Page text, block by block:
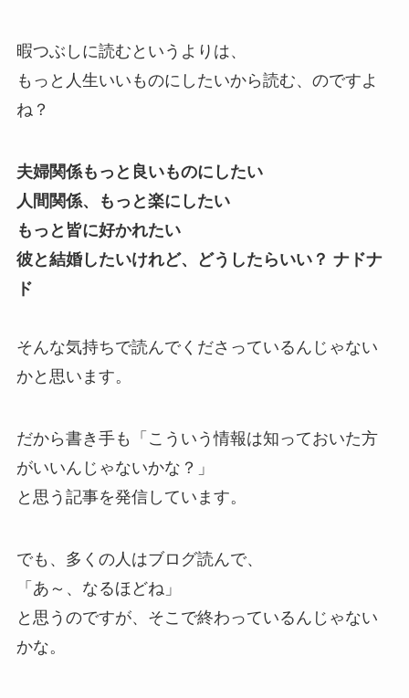
暇つぶしに読むというよりは、
もっと人生いいものにしたいから読む、のですよ
ね？
夫婦関係もっと良いものにしたい
人間関係、もっと楽にしたい
もっと皆に好かれたい
彼と結婚したいけれど、どうしたらいい？ ナドナ
ド
そんな気持ちで読んでくださっているんじゃない
かと思います。
だから書き手も「こういう情報は知っておいた方
がいいんじゃないかな？」
と思う記事を発信しています。
でも、多くの人はブログ読んで、
「あ～、なるほどね」
と思うのですが、そこで終わっているんじゃない
かな。